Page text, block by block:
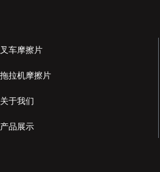
叉车摩擦片
拖拉机摩擦片
关于我们
产品展示